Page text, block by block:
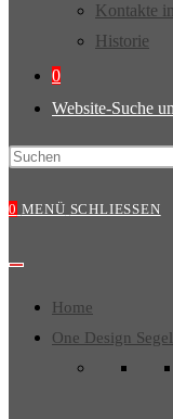
Kontakte
Historie
0
Website-Suche
0 MENÜ SCHLIESSEN
Home
One Design Segel